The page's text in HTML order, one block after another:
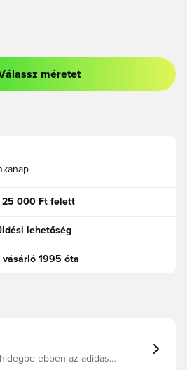
vagy a tagként való
méretet
25 000 Ft felett
lehetőség
1995 óta
ebben az adidas